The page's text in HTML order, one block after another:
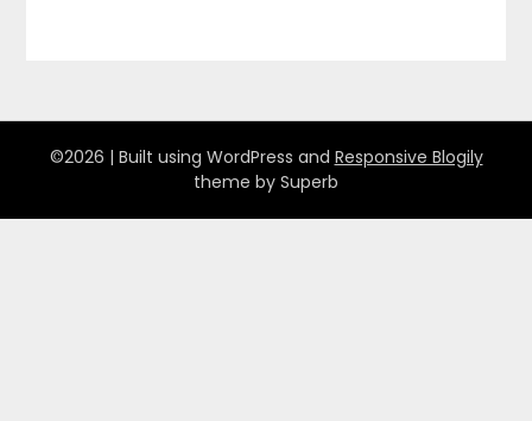
©2026 | Built using WordPress and Responsive Blogily
theme by Superb